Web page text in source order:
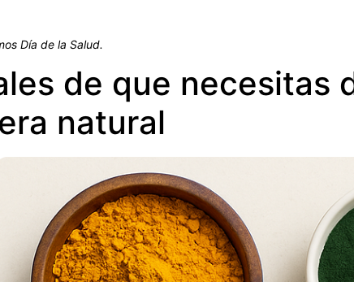
Día de la Salud.
de que necesitas
natural